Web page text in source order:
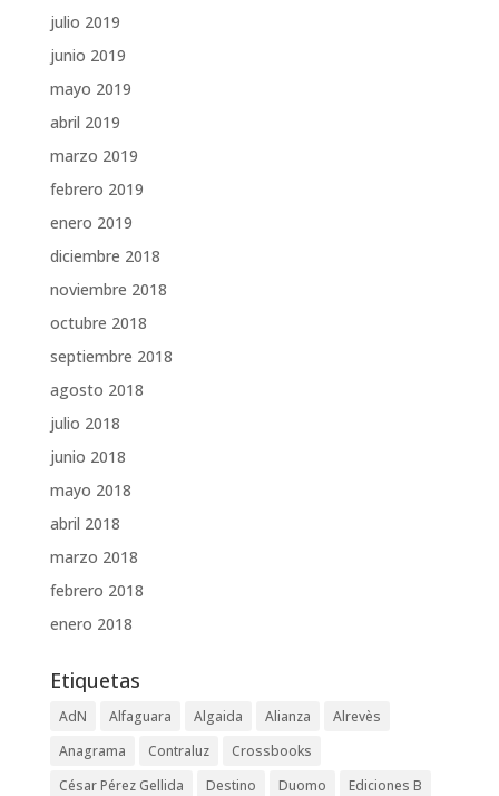
julio 2019
junio 2019
mayo 2019
abril 2019
marzo 2019
febrero 2019
enero 2019
diciembre 2018
noviembre 2018
octubre 2018
septiembre 2018
agosto 2018
julio 2018
junio 2018
mayo 2018
abril 2018
marzo 2018
febrero 2018
enero 2018
Etiquetas
AdN Alfaguara Algaida Alianza
Alrevès
Anagrama
Contraluz
Crossbooks
César Pérez Gellida
Destino Duomo
Ediciones B